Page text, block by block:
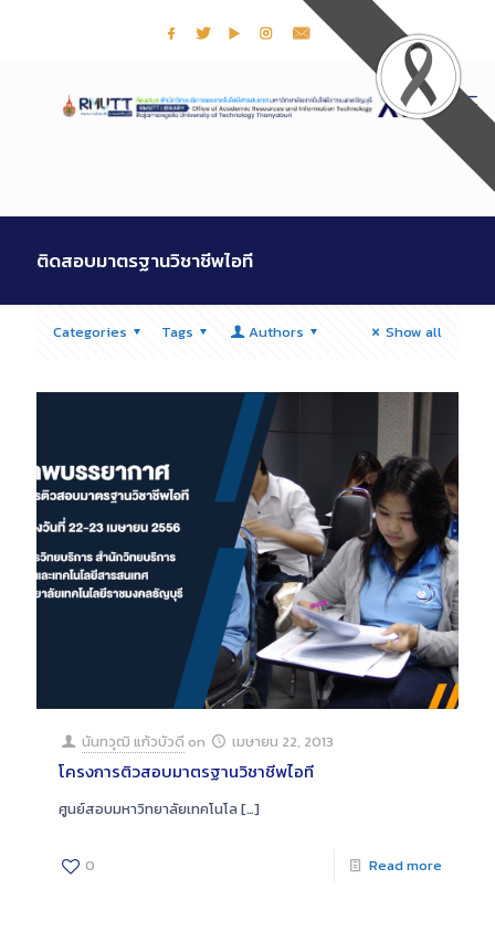
ติดสอบมาตรฐานวิชาชีพไอที
Categories Tags Authors Show all
นันทวุฒิ แก้วบัวดี on เมษายน 22, 2013
โครงการติวสอบมาตรฐานวิชาชีพไอที
ศูนย์สอบมหาวิทยาลัยเทคโนโล […]
0 Read more